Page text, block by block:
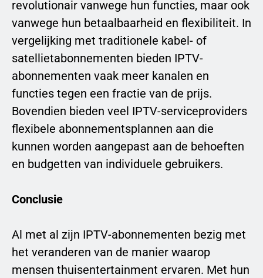
revolutionair vanwege hun functies, maar ook
vanwege hun betaalbaarheid en flexibiliteit. In
vergelijking met traditionele kabel- of
satellietabonnementen bieden IPTV-
abonnementen vaak meer kanalen en
functies tegen een fractie van de prijs.
Bovendien bieden veel IPTV-serviceproviders
flexibele abonnementsplannen aan die
kunnen worden aangepast aan de behoeften
en budgetten van individuele gebruikers.
Conclusie
Al met al zijn IPTV-abonnementen bezig met
het veranderen van de manier waarop
mensen thuisentertainment ervaren. Met hun